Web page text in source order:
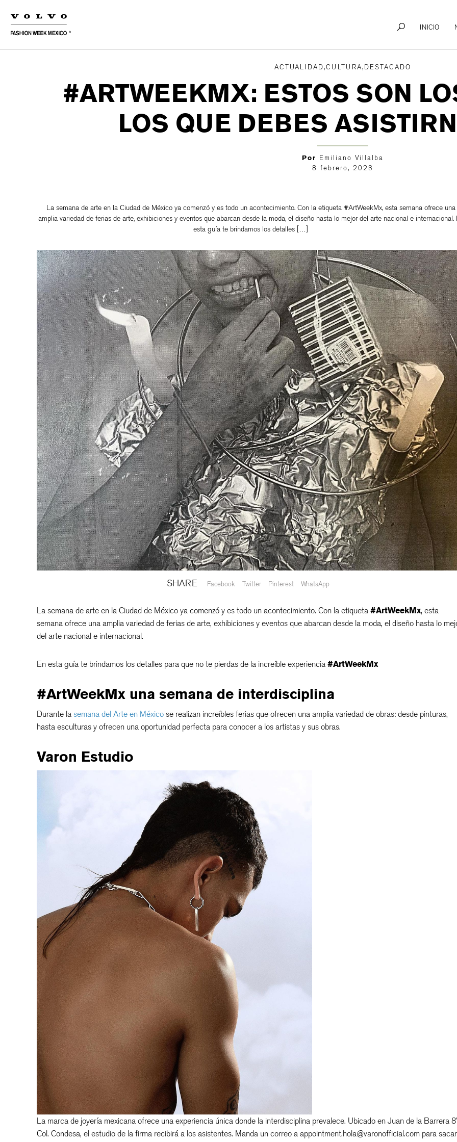
INICIO
ACTUALIDAD,CULTURA,DESTACADO
#ARTWEEKMX: ESTOS SON
LOS QUE DEBES
Por
Emiliano Villalba
8 febrero, 2023
La semana de arte en la Ciudad de México ya comenzó y es todo un acontecimiento. Con la etiqueta #ArtWeekMx, esta semana ofrece una
amplia variedad de ferias de arte, exhibiciones y eventos que abarcan desde la moda, el diseño hasta lo mejor del arte nacional e internacional.
esta guía te brindamos los detalles […]
SHARE Facebook Twitter Pinterest WhatsApp
La semana de arte en la Ciudad de México ya comenzó y es todo un acontecimiento. Con la etiqueta #ArtWeekMx, esta
semana ofrece una amplia variedad de ferias de arte, exhibiciones y eventos que abarcan desde la moda, el diseño hasta lo
del arte nacional e internacional.
En esta guía te brindamos los detalles para que no te pierdas de la increíble experiencia #ArtWeekMx
#ArtWeekMx una semana de interdisciplina
Durante la semana del Arte en México se realizan increíbles ferias que ofrecen una amplia variedad de obras: desde pinturas,
hasta esculturas y ofrecen una oportunidad perfecta para conocer a los artistas y sus obras.
Varon Estudio
La marca de joyería mexicana ofrece una experiencia única donde la interdisciplina prevalece. Ubicado en Juan de la Barrera
Col. Condesa, el estudio de la firma recibirá a los asistentes. Manda un correo a appointment.hola@varonofficial.com para sacar